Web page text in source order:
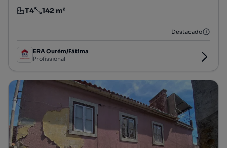
Tipologia
T4
Preço por metro quadrado
142 m²
Destacado
ERA Ourém/Fátima
Profissional